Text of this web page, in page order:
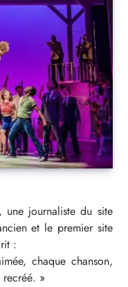
journaliste du site
et le premier site
:
chaque chanson,
recréé. »